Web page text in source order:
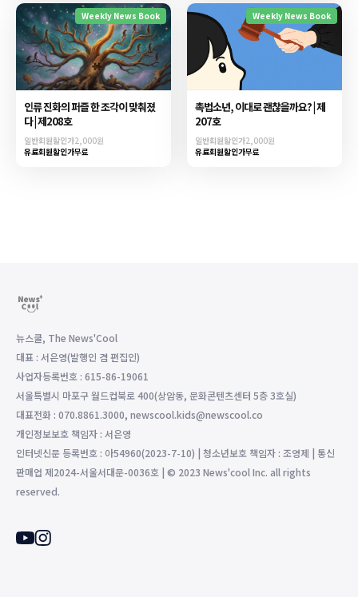
Weekly News Book
인류 진화의 퍼즐 한 조각이 맞춰졌
다 | 제208호
일반회원할인가2,000원
유료회원할인가무료
Weekly News Book
촉법소년, 이대로 괜찮을까요? | 제
207호
일반회원할인가2,000원
유료회원할인가무료
뉴스쿨, The News'Cool
대표 : 서은영(발행인 겸 편집인)
사업자등록번호 : 615-86-19061
서울특별시 마포구 월드컵북로 400(상암동, 문화콘텐츠센터 5층 3호실)
대표전화 : 070.8861.3000, newscool.kids@newscool.co
개인정보보호 책임자 : 서은영
인터넷신문 등록번호 : 아54960(2023-7-10) | 청소년보호 책임자 : 조영제 | 통신
판매업 제2024-서울서대문-0036호 | © 2023 News'cool Inc. all rights
reserved.